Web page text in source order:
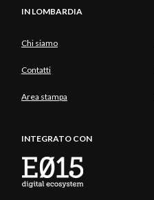
IN LOMBARDIA
Chi siamo
Contatti
Area stampa
INTEGRATO CON